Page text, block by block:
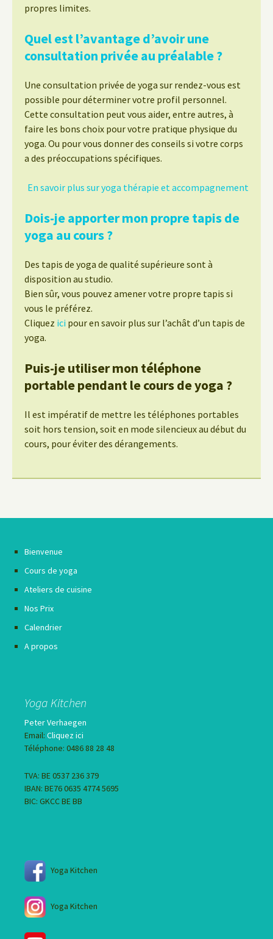
propres limites.
Quel est l’avantage d’avoir une
consultation privée au préalable ?
Une consultation privée de yoga sur rendez-vous est
possible pour déterminer votre profil personnel.
Cette consultation peut vous aider, entre autres, à
faire les bons choix pour votre pratique physique du
yoga. Ou pour vous donner des conseils si votre corps
a des préoccupations spécifiques.
En savoir plus sur yoga thérapie et accompagnement
Dois-je apporter mon propre tapis de
yoga au cours ?
Des tapis de yoga de qualité supérieure sont à
disposition au studio.
Bien sûr, vous pouvez amener votre propre tapis si
vous le préférez.
Cliquez ici pour en savoir plus sur l’achât d’un tapis de
yoga.
Puis-je utiliser mon téléphone
portable pendant le cours de yoga ?
Il est impératif de mettre les téléphones portables
soit hors tension, soit en mode silencieux au début du
cours, pour éviter des dérangements.
Bienvenue
Cours de yoga
Ateliers de cuisine
Nos Prix
Calendrier
A propos
Yoga Kitchen
Peter Verhaegen
Email: Cliquez ici
Téléphone: 0486 88 28 48
TVA: BE 0537 236 379
IBAN: BE76 0635 4774 5695
BIC: GKCC BE BB
Yoga Kitchen
Yoga Kitchen